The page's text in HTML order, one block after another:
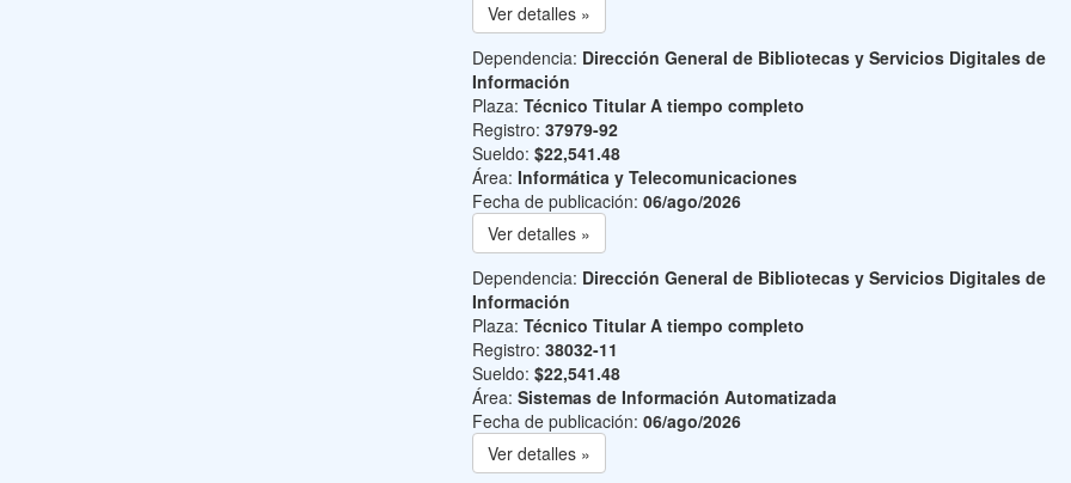
Ver detalles »
Dependencia: Dirección General de Bibliotecas y Servicios Digitales de
Información
Plaza: Técnico Titular A tiempo completo
Registro: 37979-92
Sueldo: $22,541.48
Área: Informática y Telecomunicaciones
Fecha de publicación: 06/ago/2026
Ver detalles »
Dependencia: Dirección General de Bibliotecas y Servicios Digitales de
Información
Plaza: Técnico Titular A tiempo completo
Registro: 38032-11
Sueldo: $22,541.48
Área: Sistemas de Información Automatizada
Fecha de publicación: 06/ago/2026
Ver detalles »